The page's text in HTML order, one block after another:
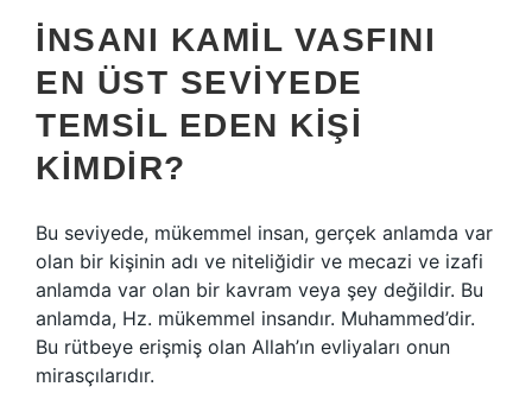
İNSANI KAMIL VASFINI
EN ÜST SEVIYEDE
TEMSIL EDEN KIŞI
KIMDIR?
Bu seviyede, mükemmel insan, gerçek anlamda var
olan bir kişinin adı ve niteliğidir ve mecazi ve izafi
anlamda var olan bir kavram veya şey değildir. Bu
anlamda, Hz. mükemmel insandır. Muhammed’dir.
Bu rütbeye erişmiş olan Allah’ın evliyaları onun
mirasçılarıdır.